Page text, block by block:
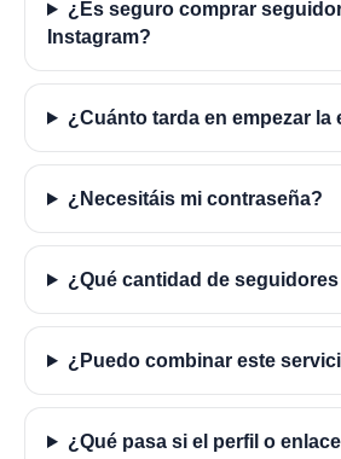
¿Es seguro comprar
Instagram?
¿Cuánto tarda en empezar la
¿Necesitáis mi contraseña?
¿Qué cantidad de
¿Puedo combinar este
¿Qué pasa si el perfil o